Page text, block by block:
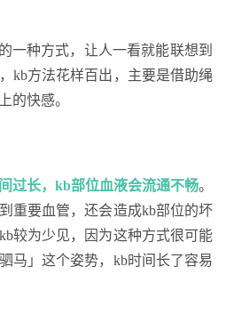
一种方式，让人一看就能联想到
kb方法花样百出，主要是借助绳
的快感。
过长，kb部位血液会流通不畅。
重要血管，还会造成kb部位的坏
较为少见，因为这种方式很可能
马」这个姿势，kb时间长了容易